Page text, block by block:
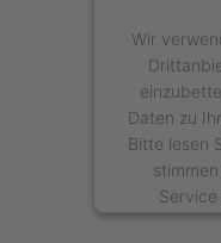
Wir
Daten zu
Bitte lesen